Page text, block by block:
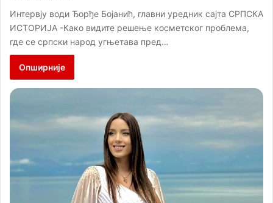
Интервју води Ђорђе Бојанић, главни уредник сајта СРПСКА
ИСТОРИЈА -Како видите решење косметског проблема,
где се српски народ угњетава пред…
Опширније